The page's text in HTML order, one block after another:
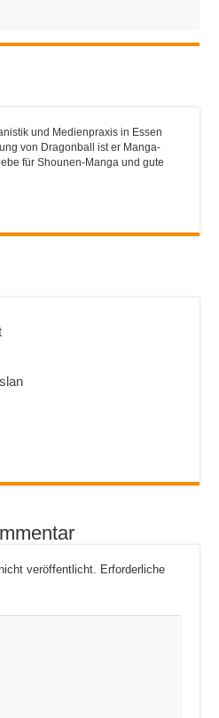
und Medienpraxis in Essen
von Dragonball ist er Manga-
für Shounen-Manga und gute
veröffentlicht. Erforderliche